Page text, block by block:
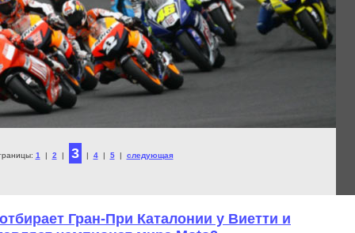
1 | 2 | 3 | 4| 5| следующая
Гран-При Каталонии у Виетти и